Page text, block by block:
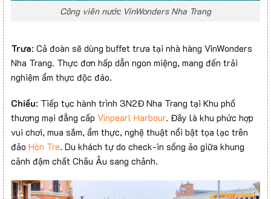
Công viên nước VinWonders Nha Trang
Trưa: Cả đoàn sẽ dùng buffet trưa tại nhà hàng VinWonders
Nha Trang. Thực đơn hấp dẫn ngon miệng, mang đến trải
nghiệm ẩm thực độc đáo.
Chiều: Tiếp tục hành trình 3N2Đ Nha Trang tại Khu phố
thương mại đẳng cấp Vinpearl Harbour. Đây là khu phức hợp
vui chơi, mua sắm, ẩm thực, nghệ thuật nổi bật tọa lạc trên
đảo Hòn Tre. Du khách tự do check-in sống ảo giữa khung
cảnh đậm chất Châu Âu sang chảnh.